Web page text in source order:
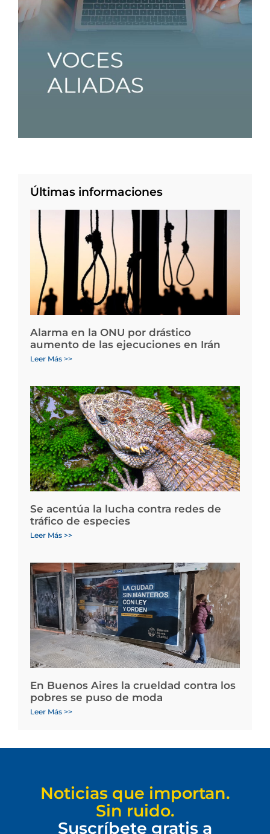
Últimas informaciones
Alarma en la ONU por drástico
aumento de las ejecuciones en Irán
Leer Más >>
Se acentúa la lucha contra redes de
tráfico de especies
Leer Más >>
En Buenos Aires la crueldad contra los
pobres se puso de moda
Leer Más >>
Noticias que importan.
Sin ruido.
Suscríbete gratis a